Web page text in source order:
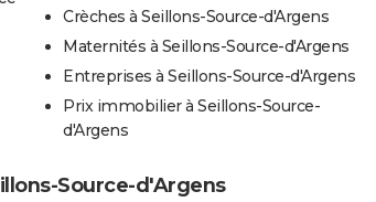
Crèches à Seillons-Source-d'Argens
Maternités à Seillons-Source-d'Argens
Entreprises à Seillons-Source-d'Argens
Prix immobilier à Seillons-Source-
d'Argens
Source-d'Argens